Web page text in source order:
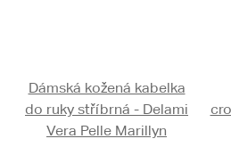
Dámská kožená kabelka
do ruky stříbrná - Delami
Vera Pelle Marillyn